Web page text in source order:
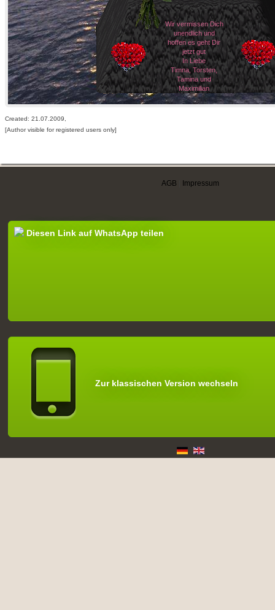
Wir vermissen Dich
unendlich und
hoffen es geht Dir
jetzt gut
In Liebe
Timna, Torsten,
Tamina und
Maximilian
Created: 21.07.2009,
[Author visible for registered users only]
AGB Impressum
Diesen Link auf WhatsApp teilen
Zur klassischen Version wechseln